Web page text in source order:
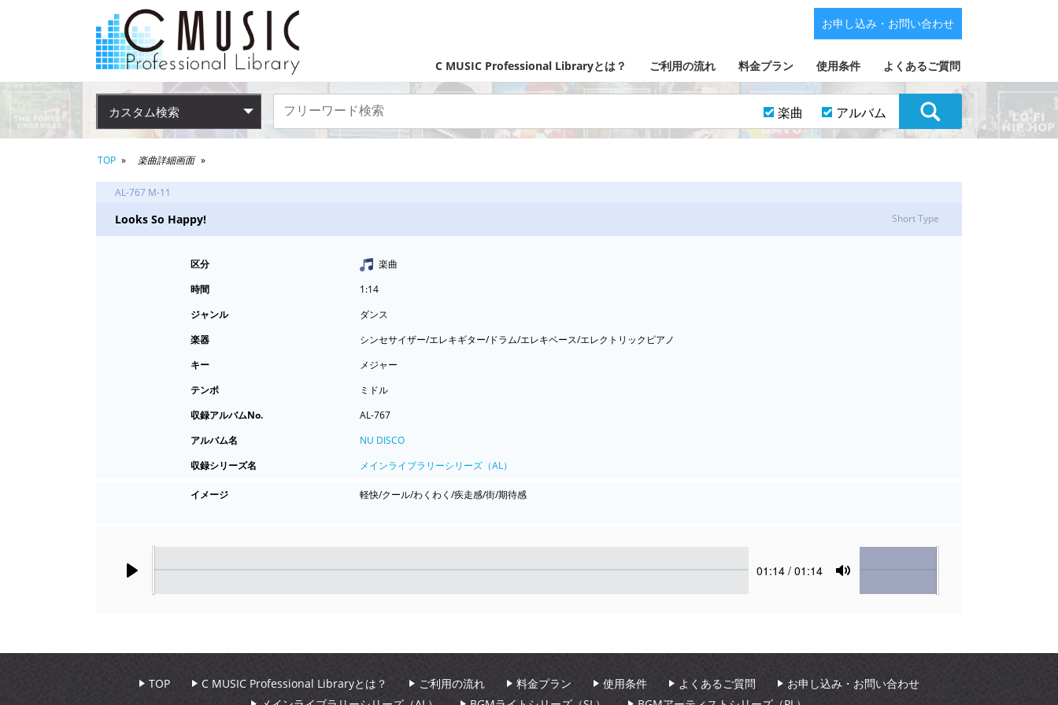
C MUSIC Professional Libraryとは？ ご利用の流れ 料金プラン 使用条件 よくあるご質問
お申し込み・お問い合わせ
カスタム検索 楽曲 アルバム
TOP 楽曲詳細画面
AL-767 M-11
Looks So Happy! Short Type
区分
楽曲
時間
1:14
ジャンル
ダンス
楽器
シンセサイザー/エレキギター/ドラム/エレキベース/エレクトリックピアノ
キー
メジャー
テンポ
ミドル
収録アルバムNo.
AL-767
アルバム名
NU DISCO
収録シリーズ名
メインライブラリーシリーズ（AL）
イメージ 軽快/クール/わくわく/疾走感/街/期待感
Current
01:14 / 01:14
Mute
Volume
TOP C MUSIC Professional Libraryとは？ ご利用の流れ 料金プラン 使用条件 よくあるご質問
お申し込み・お問い合わせ